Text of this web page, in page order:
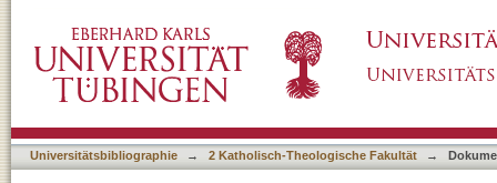
in der Spätantike
Universitätsbibliographie → 2 Katholisch-Theologische Fakultät →